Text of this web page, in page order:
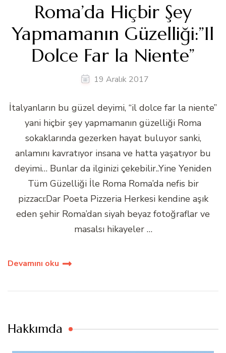
Roma’da Hiçbir Şey
Yapmamanın Güzelliği:”Il
Dolce Far la Niente”
19 Aralık 2017
İtalyanların bu güzel deyimi, “il dolce far la niente”
yani hiçbir şey yapmamanın güzelliği Roma
sokaklarında gezerken hayat buluyor sanki,
anlamını kavratıyor insana ve hatta yaşatıyor bu
deyimi… Bunlar da ilginizi çekebilir..Yine Yeniden
Tüm Güzelliği İle Roma Roma’da nefis bir
pizzacı:Dar Poeta Pizzeria Herkesi kendine aşık
eden şehir Roma’dan siyah beyaz fotoğraflar ve
masalsı hikayeler …
Devamını oku
Hakkımda